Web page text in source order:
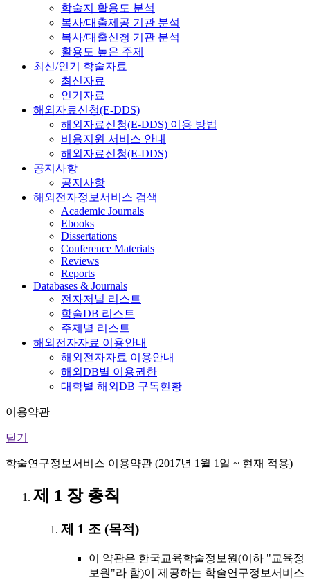
학술지 활용도 분석
복사/대출제공 기관 분석
복사/대출신청 기관 분석
활용도 높은 주제
최신/인기 학술자료
최신자료
인기자료
해외자료신청(E-DDS)
해외자료신청(E-DDS) 이용 방법
비용지원 서비스 안내
해외자료신청(E-DDS)
공지사항
공지사항
해외전자정보서비스 검색
Academic Journals
Ebooks
Dissertations
Conference Materials
Reviews
Reports
Databases & Journals
전자저널 리스트
학술DB 리스트
주제별 리스트
해외전자자료 이용안내
해외전자자료 이용안내
해외DB별 이용권한
대학별 해외DB 구독현황
이용약관
닫기
학술연구정보서비스 이용약관 (2017년 1월 1일 ~ 현재 적용)
제 1 장 총칙
제 1 조 (목적)
이 약관은 한국교육학술정보원(이하 "교육정
보원"라 함)이 제공하는 학술연구정보서비스